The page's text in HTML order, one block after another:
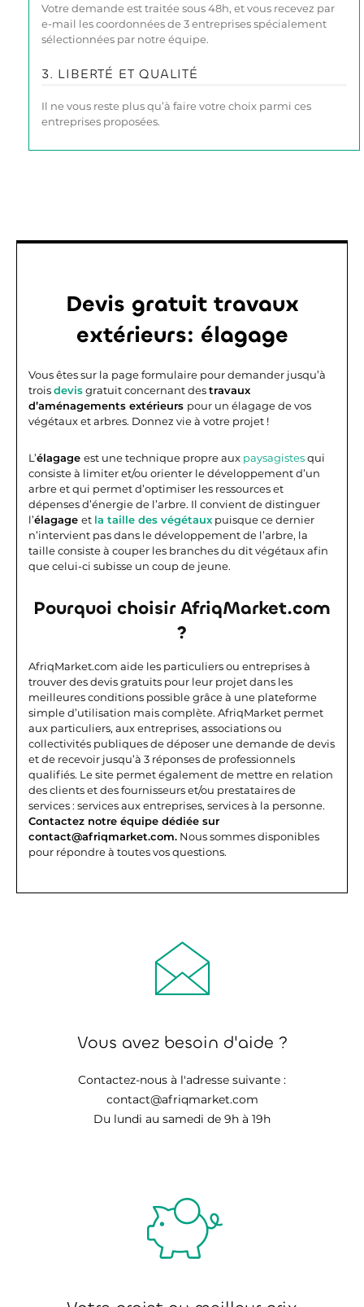
Votre demande est traitée sous 48h, et vous recevez par
e-mail les coordonnées de 3 entreprises spécialement
sélectionnées par notre équipe.
3. LIBERTÉ ET QUALITÉ
Il ne vous reste plus qu’à faire votre choix parmi ces
entreprises proposées.
Devis gratuit travaux
extérieurs: élagage
Vous êtes sur la page formulaire pour demander jusqu’à
troisdevisgratuit concernant destravaux
d’aménagements extérieurs pour un élagage de vos
végétaux et arbres. Donnez vie à votre projet !
L’élagage est une technique propre aux paysagistesqui
consiste à limiter et/ou orienter le développement d’un
arbre et qui permet d’optimiser les ressources et
dépenses d’énergie de l’arbre. Il convient de distinguer
l’élagage et la taille des végétaux puisque ce dernier
n’intervient pas dans le développement de l’arbre, la
taille consiste à couper les branches du dit végétaux afin
que celui-ci subisse un coup de jeune.
Pourquoi choisir AfriqMarket.com
?
AfriqMarket.com aide les particuliers ou entreprises à
trouver des devis gratuits pour leur projet dans les
meilleures conditions possible grâce à une plateforme
simple d’utilisation mais complète. AfriqMarket permet
aux particuliers, aux entreprises, associations ou
collectivités publiques de déposer une demande de devis
et de recevoir jusqu’à 3 réponses de professionnels
qualifiés. Le site permet également de mettre en relation
des clients et des fournisseurs et/ou prestataires de
services : services aux entreprises, services à la personne.
Contactez notre équipe dédiée sur
contact@afriqmarket.com. Nous sommes disponibles
pour répondre à toutes vos questions.
Vous avez besoin d'aide ?
Contactez-nous à l'adresse suivante :
contact@afriqmarket.com
Du lundi au samedi de 9h à 19h